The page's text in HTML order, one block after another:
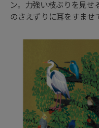
ン。力強い枝ぶりを見
のさえずりに耳をすませ